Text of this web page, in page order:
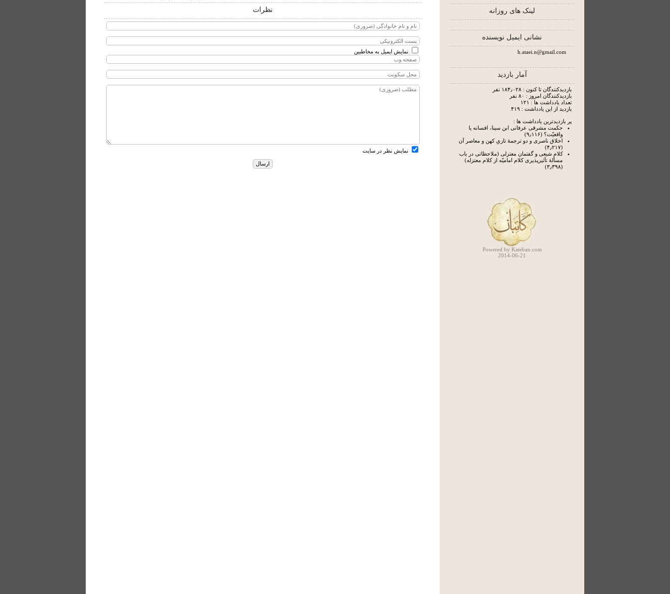
لینک های روزانه
نشانی ایمیل نویسنده
h.ataei.n@gmail.com
آمار بازدید
بازدیدکنندگان تا کنون : ۱۸۴٫۰۲۸ نفر
بازدیدکنندگان امروز : ۸۰ نفر
تعداد یادداشت ها : ۱۲۱
بازدید از این یادداشت : ۴۱۹
پر بازدیدترین یادداشت ها :
حکمت مشرقی عرفانی ابن سینا، افسانه یا
واقعیّت؟ (۹٫۱۱۶)
اخلاق ناصری و دو ترجمۀ تازیِ کهن و معاصر آن
(۴٫۲۱۷)
کلام شیعی و گفتمان معتزلی (ملاحظاتی در باب
مسألۀ تأثیرپذیری کلام امامیّه از کلام معتزله)
(۳٫۳۹۸)
Powered by Kateban.com
2014-06-21
نظرات
نمایش ایمیل به مخاطبین
نمایش نظر در سایت